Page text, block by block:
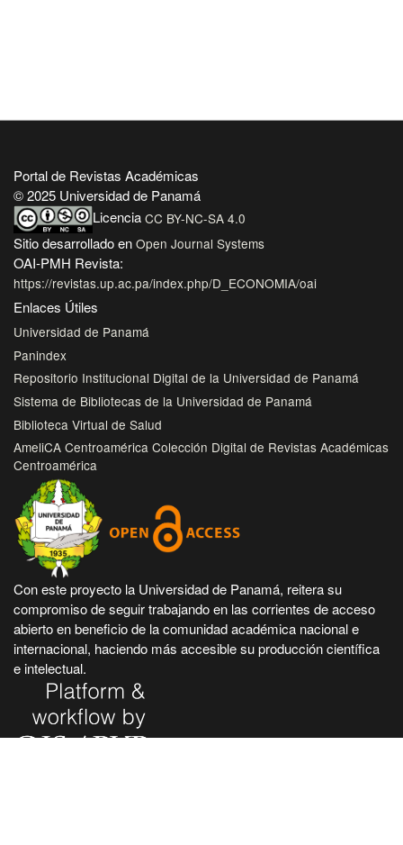
Portal de Revistas Académicas
© 2025 Universidad de Panamá
Licencia CC BY-NC-SA 4.0
Sitio desarrollado en Open Journal Systems
OAI-PMH Revista:
https://revistas.up.ac.pa/index.php/D_ECONOMIA/oai
Enlaces Útiles
Universidad de Panamá
Panindex
Repositorio Institucional Digital de la Universidad de Panamá
Sistema de Bibliotecas de la Universidad de Panamá
Biblioteca Virtual de Salud
AmeliCA Centroamérica Colección Digital de Revistas Académicas
Centroamérica
Con este proyecto la Universidad de Panamá, reitera su
compromiso de seguir trabajando en las corrientes de acceso
abierto en beneficio de la comunidad académica nacional e
internacional, haciendo más accesible su producción científica
e intelectual.